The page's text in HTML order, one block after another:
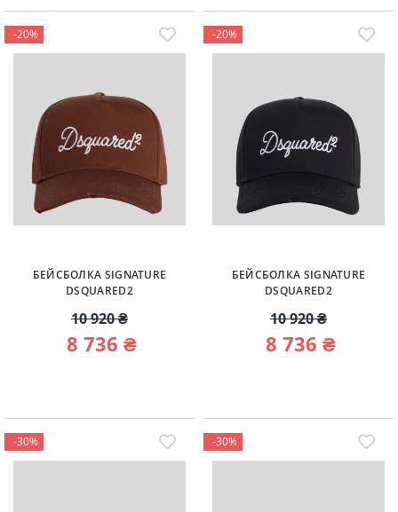
-20%
БЕЙСБОЛКА SIGNATURE
DSQUARED2
10 920 ₴
8 736 ₴
-20%
БЕЙСБОЛКА SIGNATURE
DSQUARED2
10 920 ₴
8 736 ₴
-30% -30%